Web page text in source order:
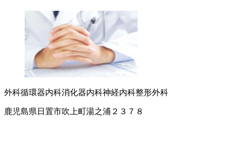
外科循環器内科消化器内科神経内科整形外科
鹿児島県日置市吹上町湯之浦２３７８